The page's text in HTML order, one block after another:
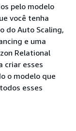
pelo modelo
você tenha
do Auto Scaling,
e uma
Relational
criar esses
o modelo que
esses